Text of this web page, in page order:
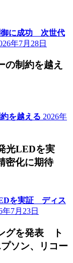
御に成功 次世代
年7月28日
の制約を越え
を越える 2026年
光LEDを実
密化に期待
を実証 ディス
年7月23日
グを発表 ト
ソン、リコー